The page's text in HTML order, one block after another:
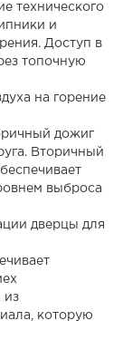
технического
и
Доступ в
топочную
на горение
дожиг
Вторичный
выброса
дверцы для
из
которую